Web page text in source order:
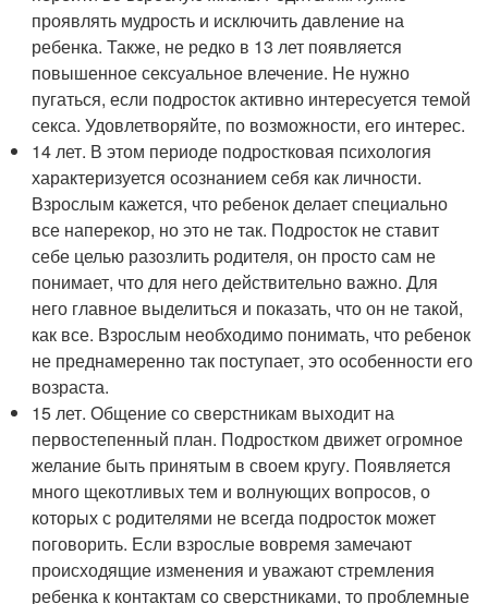
проявлять мудрость и исключить давление на
ребенка. Также, не редко в 13 лет появляется
повышенное сексуальное влечение. Не нужно
пугаться, если подросток активно интересуется темой
секса. Удовлетворяйте, по возможности, его интерес.
14 лет. В этом периоде подростковая психология
характеризуется осознанием себя как личности.
Взрослым кажется, что ребенок делает специально
все наперекор, но это не так. Подросток не ставит
себе целью разозлить родителя, он просто сам не
понимает, что для него действительно важно. Для
него главное выделиться и показать, что он не такой,
как все. Взрослым необходимо понимать, что ребенок
не преднамеренно так поступает, это особенности его
возраста.
15 лет. Общение со сверстникам выходит на
первостепенный план. Подростком движет огромное
желание быть принятым в своем кругу. Появляется
много щекотливых тем и волнующих вопросов, о
которых с родителями не всегда подросток может
поговорить. Если взрослые вовремя замечают
происходящие изменения и уважают стремления
ребенка к контактам со сверстниками, то проблемные